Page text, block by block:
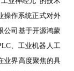
操作系统正式对外
公司基于开源鸿蒙
、工业机器人工
业界高度聚焦的具